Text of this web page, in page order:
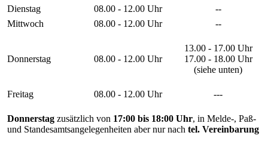
Dienstag
08.00 - 12.00 Uhr
--
Mittwoch
08.00 - 12.00 Uhr --
Donnerstag 08.00 - 12.00 Uhr
13.00 - 17.00 Uhr
17.00 - 18.00 Uhr
(siehe unten)
Freitag 08.00 - 12.00 Uhr ---
Donnerstag zusätzlich von 17:00 bis 18:00 Uhr, in Melde-, Paß-
und Standesamtsangelegenheiten aber nur nach tel. Vereinbarung